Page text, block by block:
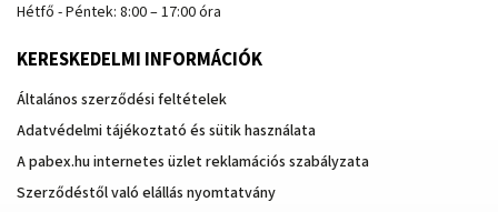
Hétfő - Péntek: 8:00 – 17:00 óra
KERESKEDELMI INFORMÁCIÓK
Általános szerződési feltételek
Adatvédelmi tájékoztató és sütik használata
A pabex.hu internetes üzlet reklamációs szabályzata
Szerződéstől való elállás nyomtatvány